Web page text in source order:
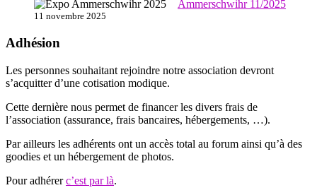
Ammerschwihr 11/2025
11 novembre 2025
Adhésion
Les personnes souhaitant rejoindre notre association devront
s’acquitter d’une cotisation modique.
Cette dernière nous permet de financer les divers frais de
l’association (assurance, frais bancaires, hébergements, …).
Par ailleurs les adhérents ont un accès total au forum ainsi qu’à des
goodies et un hébergement de photos.
Pour adhérerc’est par là.